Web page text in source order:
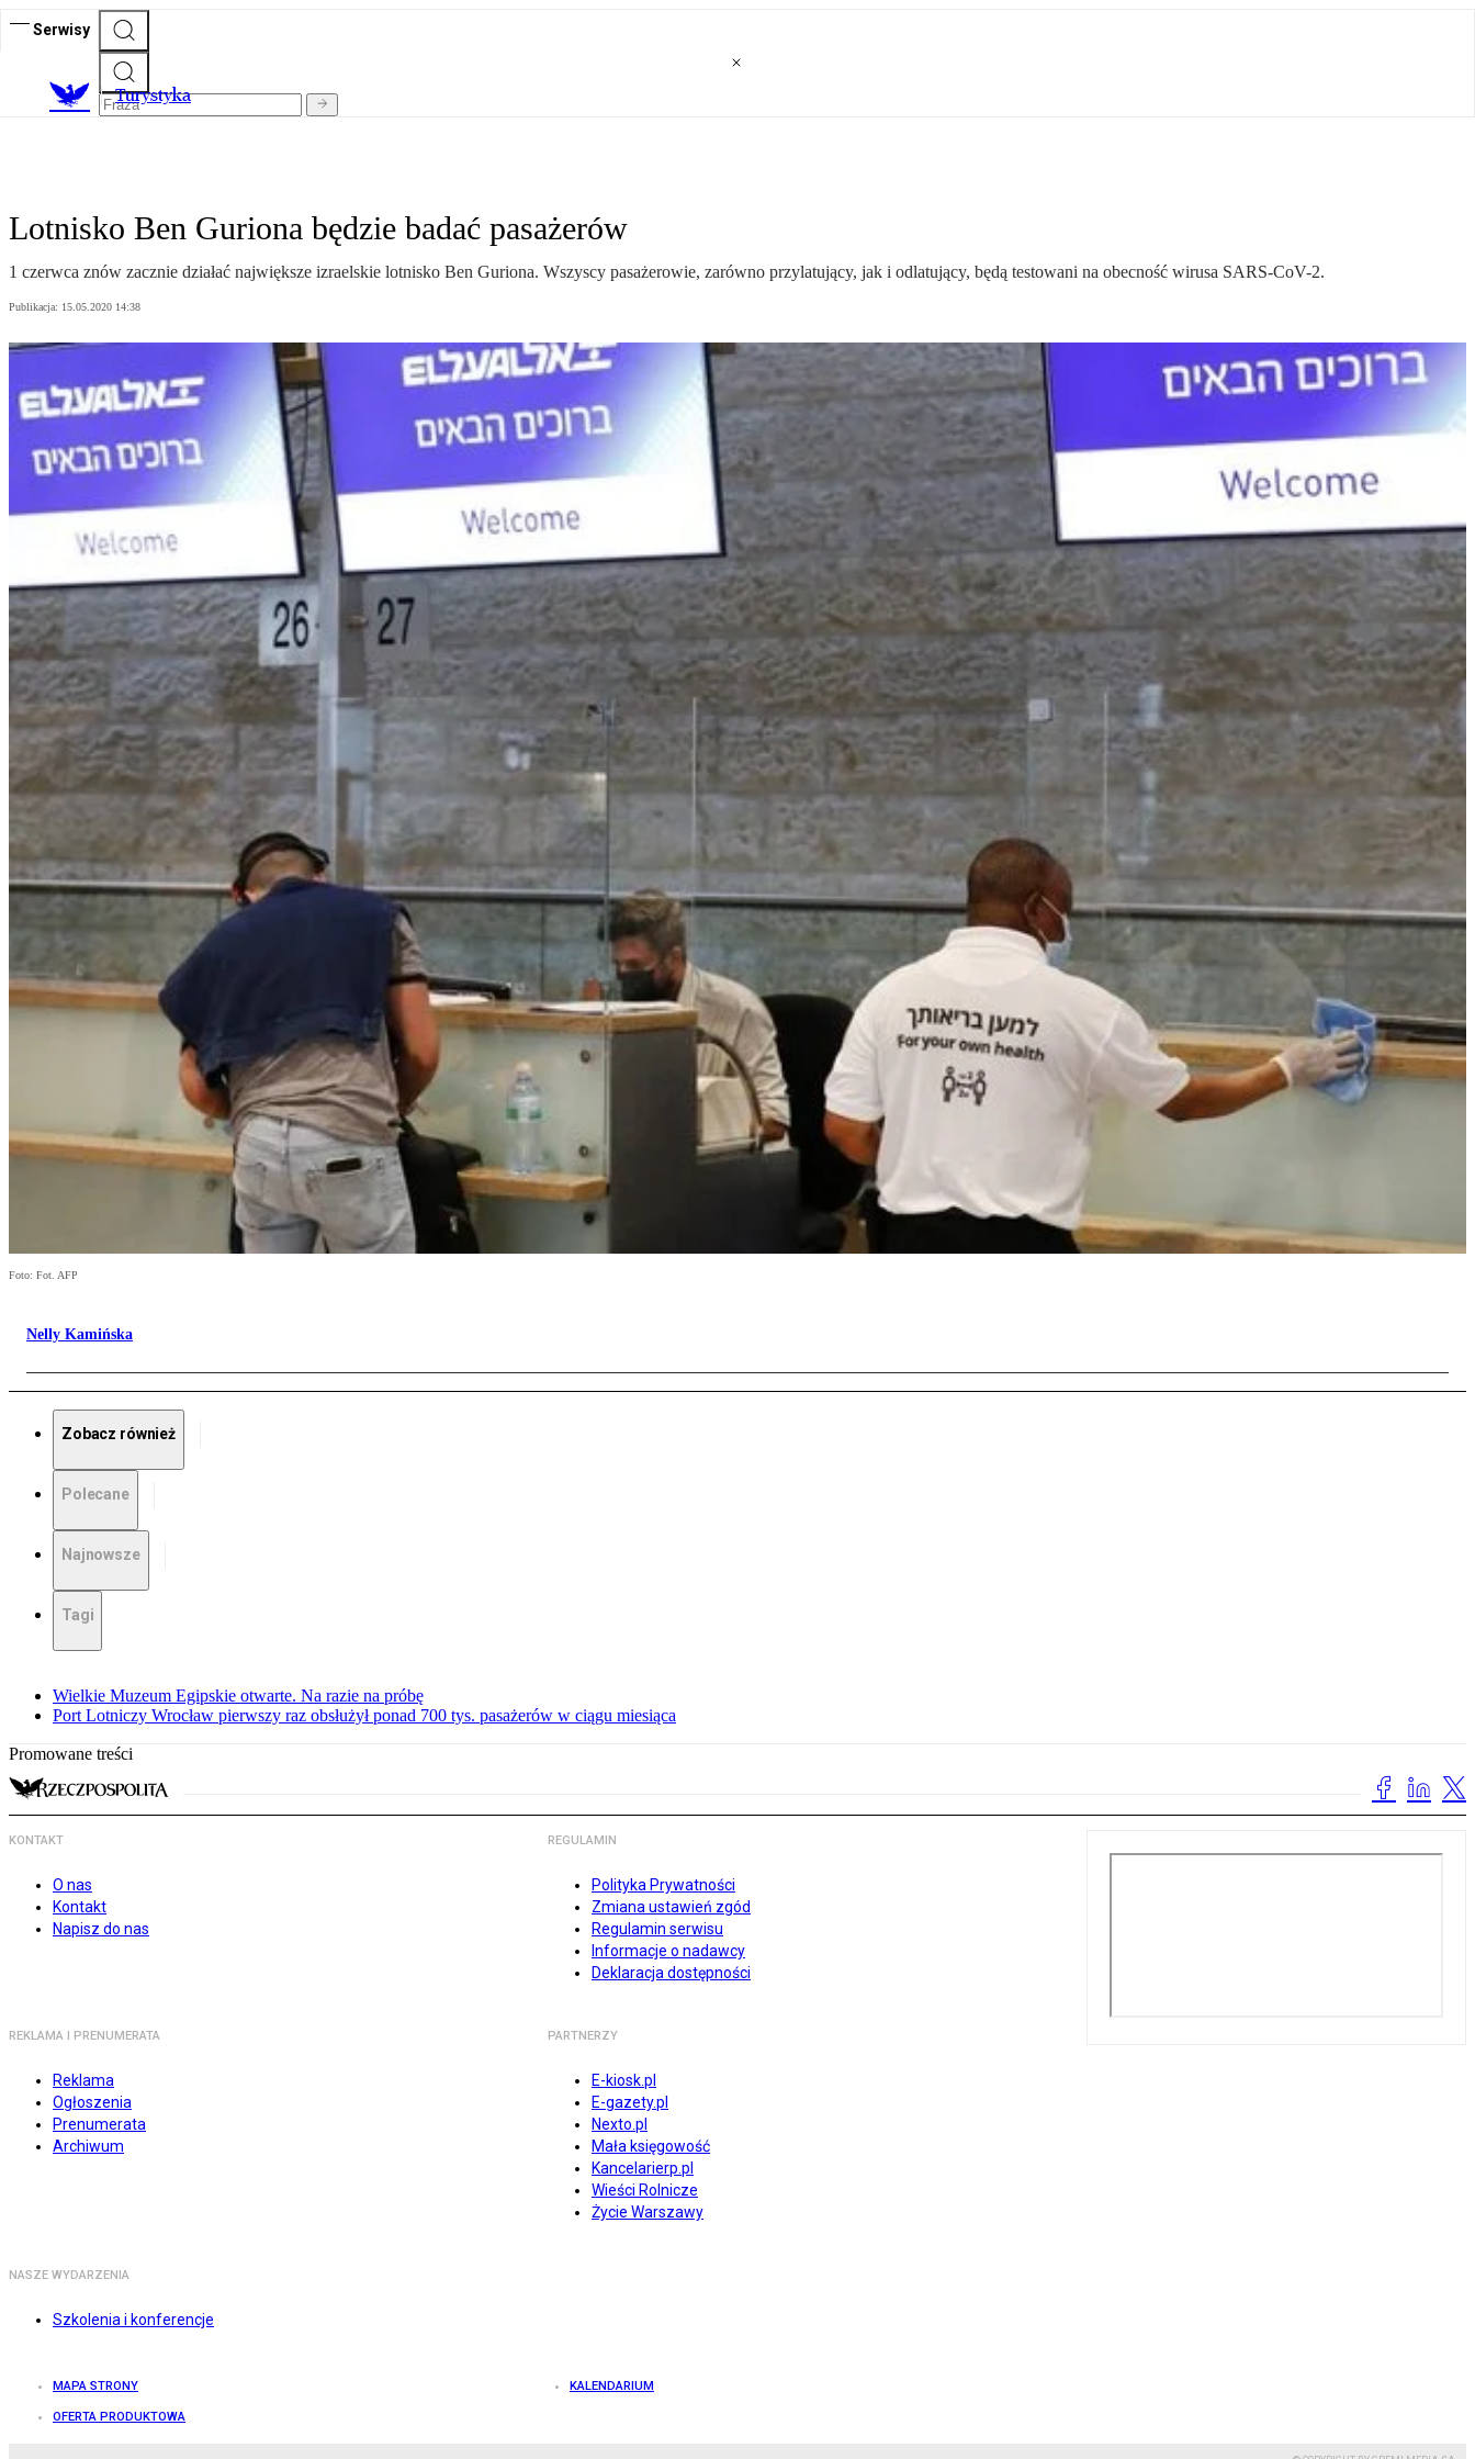
Serwisy
Turystyka
Lotnisko Ben Guriona będzie badać pasażerów
1 czerwca znów zacznie działać największe izraelskie lotnisko Ben Guriona. Wszyscy pasażerowie, zarówno przylatujący, jak i odlatujący, będą testowani na obecność wirusa SARS-CoV-2.
Publikacja: 15.05.2020 14:38
Foto: Fot. AFP
Nelly Kamińska
Zobacz również
Polecane
Najnowsze
Tagi
Wielkie Muzeum Egipskie otwarte. Na razie na próbę
Port Lotniczy Wrocław pierwszy raz obsłużył ponad 700 tys. pasażerów w ciągu miesiąca
Promowane treści
KONTAKT
O nas
Kontakt
Napisz do nas
REGULAMIN
Polityka Prywatności
Zmiana ustawień zgód
Regulamin serwisu
Informacje o nadawcy
Deklaracja dostępności
REKLAMA I PRENUMERATA
Reklama
Ogłoszenia
Prenumerata
Archiwum
PARTNERZY
E-kiosk.pl
E-gazety.pl
Nexto.pl
Mała księgowość
Kancelarierp.pl
Wieści Rolnicze
Życie Warszawy
NASZE WYDARZENIA
Szkolenia i konferencje
MAPA STRONY KALENDARIUM
OFERTA PRODUKTOWA